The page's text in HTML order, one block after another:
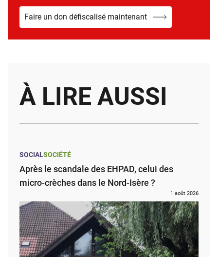
Faire un don défiscalisé maintenant
À LIRE AUSSI
SOCIALSOCIÉTÉ
Après le scandale des EHPAD, celui des
micro-crèches dans le Nord-Isère ?
1 août 2026